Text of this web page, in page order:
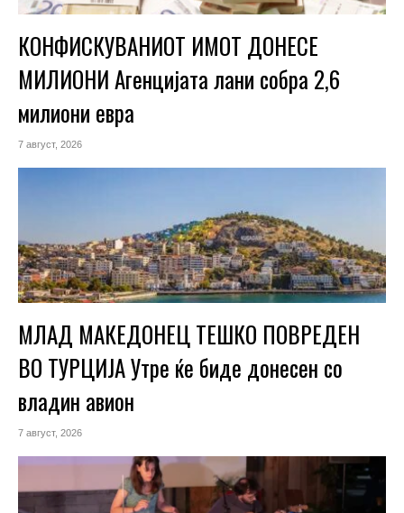
КОНФИСКУВАНИОТ ИМОТ ДОНЕСЕ
МИЛИОНИ Агенцијата лани собра 2,6
милиони евра
7 август, 2026
МЛАД МАКЕДОНЕЦ ТЕШКО ПОВРЕДЕН
ВО ТУРЦИЈА Утре ќе биде донесен со
владин авион
7 август, 2026